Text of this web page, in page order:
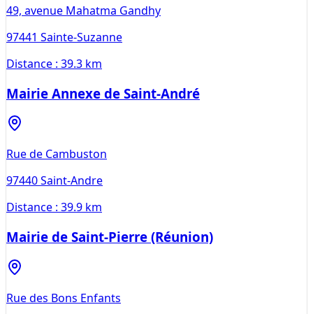
49, avenue Mahatma Gandhy
97441 Sainte-Suzanne
Distance : 39.3 km
Mairie Annexe de Saint-André
Rue de Cambuston
97440Saint-Andre
Distance : 39.9 km
Mairie de Saint-Pierre (Réunion)
Rue des Bons Enfants